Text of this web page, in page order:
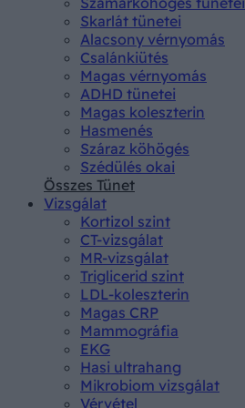
Skarlát tünetei
Alacsony vérnyomás
Csalánkiütés
Magas vérnyomás
ADHD tünetei
Magas koleszterin
Hasmenés
Száraz köhögés
Szédülés okai
Összes Tünet
Vizsgálat
Kortizol szint
CT-vizsgálat
MR-vizsgálat
Triglicerid szint
LDL-koleszterin
Magas CRP
Mammográfia
EKG
Hasi ultrahang
Mikrobiom vizsgálat
Vérvétel